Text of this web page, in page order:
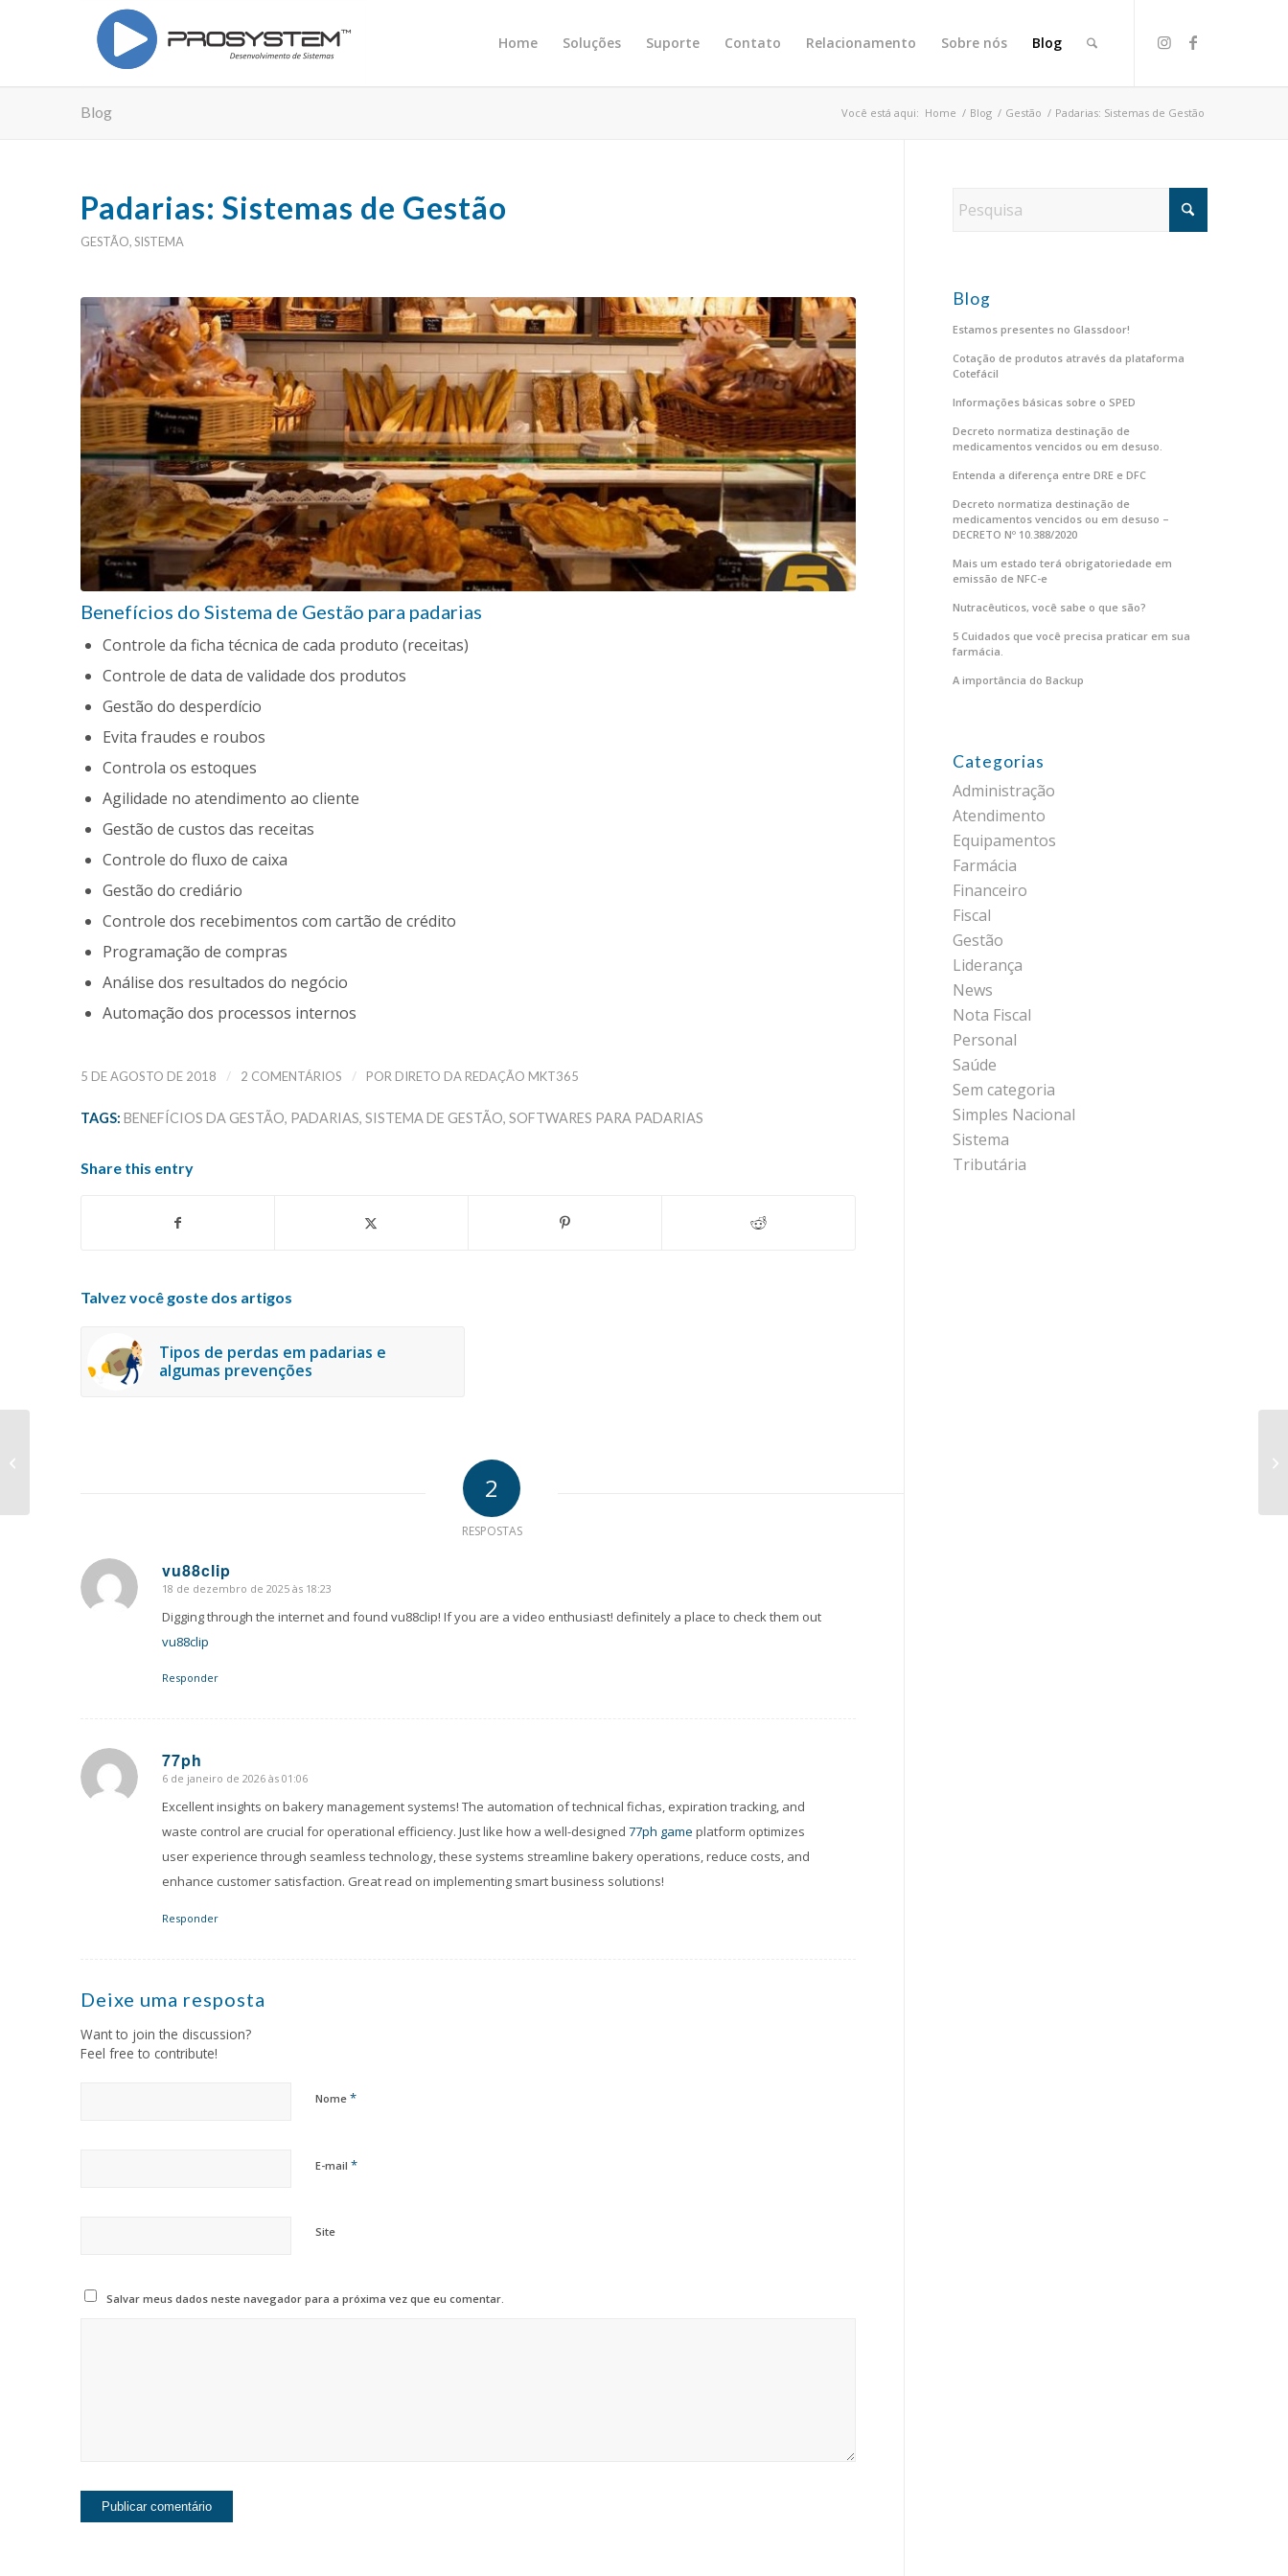
Home Soluções Suporte Contato Relacionamento Sobre nós Blog
Blog Você está aqui: Home / Blog / Gestão / Padarias: Sistemas de Gestão
Padarias: Sistemas de Gestão
GESTÃO,SISTEMA
Benefícios do Sistema de Gestão para padarias
Controle da ficha técnica de cada produto (receitas)
Controle de data de validade dos produtos
Gestão do desperdício
Evita fraudes e roubos
Controla os estoques
Agilidade no atendimento ao cliente
Gestão de custos das receitas
Controle do fluxo de caixa
Gestão do crediário
Controle dos recebimentos com cartão de crédito
Programação de compras
Análise dos resultados do negócio
Automação dos processos internos
5 DE AGOSTO DE 2018 / 2 COMENTÁRIOS / POR DIRETO DA REDAÇÃO MKT365
TAGS: BENEFÍCIOS DA GESTÃO, PADARIAS, SISTEMA DE GESTÃO, SOFTWARES PARA PADARIAS
Share this entry
Talvez você goste dos artigos
Tipos de perdas em padarias e
algumas prevenções
2
RESPOSTAS
vu88clip
says:
18 de dezembro de 2025 às 18:23
Digging through the internet and found vu88clip! If you are a video enthusiast! definitely a place to check them out
vu88clip
Responder
77ph
says:
6 de janeiro de 2026 às 01:06
Excellent insights on bakery management systems! The automation of technical fichas, expiration tracking, and
waste control are crucial for operational efficiency. Just like how a well-designed 77ph game platform optimizes
user experience through seamless technology, these systems streamline bakery operations, reduce costs, and
enhance customer satisfaction. Great read on implementing smart business solutions!
Responder
Deixe uma resposta
Want to join the discussion?
Feel free to contribute!
Nome *
E-mail *
Site
Salvar meus dados neste navegador para a próxima vez que eu comentar.
Blog
Estamos presentes no Glassdoor!
Cotação de produtos através da plataforma
Cotefácil
Informações básicas sobre o SPED
Decreto normatiza destinação de
medicamentos vencidos ou em desuso.
Entenda a diferença entre DRE e DFC
Decreto normatiza destinação de
medicamentos vencidos ou em desuso –
DECRETO Nº 10.388/2020
Mais um estado terá obrigatoriedade em
emissão de NFC-e
Nutracêuticos, você sabe o que são?
5 Cuidados que você precisa praticar em sua
farmácia.
A importância do Backup
Categorias
Administração
Atendimento
Equipamentos
Farmácia
Financeiro
Fiscal
Gestão
Liderança
News
Nota Fiscal
Personal
Saúde
Sem categoria
Simples Nacional
Sistema
Tributária